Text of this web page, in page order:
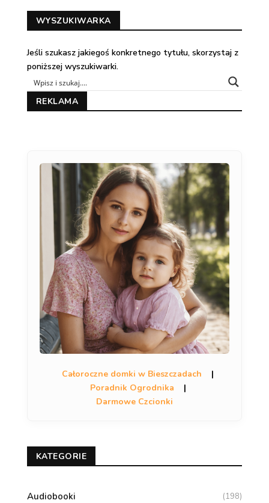
WYSZUKIWARKA
Jeśli szukasz jakiegoś konkretnego tytułu, skorzystaj z
poniższej wyszukiwarki.
REKLAMA
Całoroczne domki w Bieszczadach
|
Poradnik Ogrodnika
|
Darmowe Czcionki
KATEGORIE
Audiobooki (198)